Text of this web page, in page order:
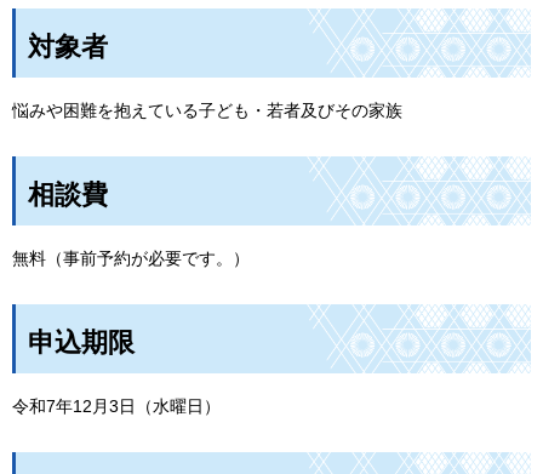
対象者
悩みや困難を抱えている子ども・若者及びその家族
相談費
無料（事前予約が必要です。）
申込期限
令和7年12月3日（水曜日）